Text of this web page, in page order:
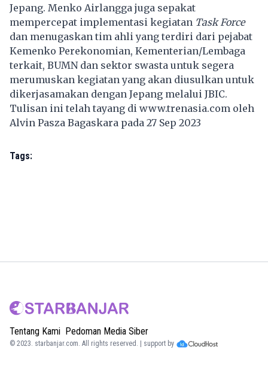
Jepang. Menko Airlangga juga sepakat
mempercepat implementasi kegiatan Task Force
dan menugaskan tim ahli yang terdiri dari pejabat
Kemenko Perekonomian, Kementerian/Lembaga
terkait, BUMN dan sektor swasta untuk segera
merumuskan kegiatan yang akan diusulkan untuk
dikerjasamakan dengan Jepang melalui JBIC.
Tulisan ini telah tayang di www.trenasia.com oleh
Alvin Pasza Bagaskara pada 27 Sep 2023
Tags:
Tentang Kami Pedoman Media Siber
© 2023. starbanjar.com. All rights reserved. | support by